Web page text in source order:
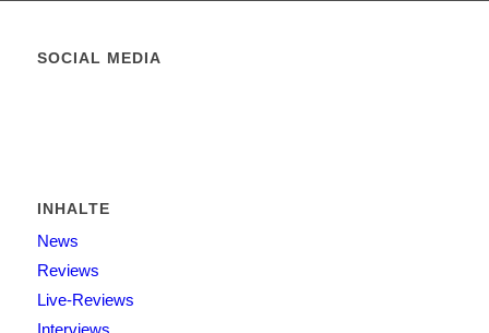
SOCIAL MEDIA
INHALTE
News
Reviews
Live-Reviews